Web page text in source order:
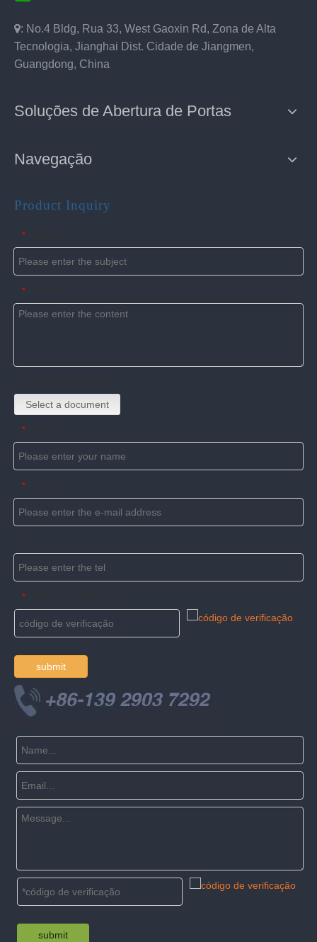
: No.4 Bldg, Rua 33, West Gaoxin Rd, Zona de Alta
Tecnologia, Jianghai Dist. Cidade de Jiangmen,
Guangdong, China
Soluções de Abertura de Portas
Navegação
Product Inquiry
*
*
Select a document
*
*
*
submit
submit